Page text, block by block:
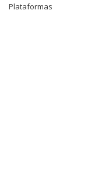
Plataformas